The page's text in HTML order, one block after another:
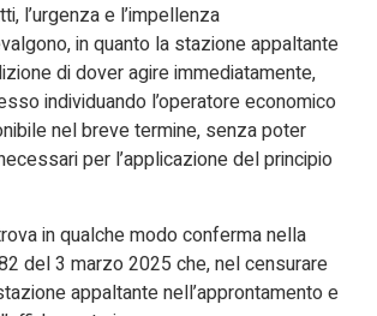
l’urgenza e l’impellenza
in quanto la stazione appaltante
di dover agire immediatamente,
individuando l’operatore economico
nel breve termine, senza poter
per l’applicazione del principio
in qualche modo conferma nella
del 3 marzo 2025 che, nel censurare
appaltante nell’approntamento e